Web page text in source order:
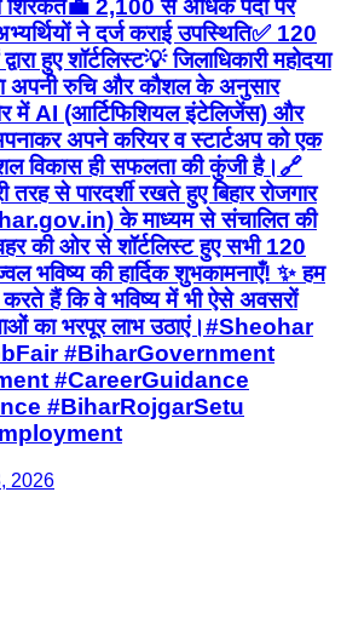
शिरकत ​💼 2,100 से अधिक पदों पर
ने दर्ज कराई उपस्थिति ​✅ 120
हुए शॉर्टलिस्ट ​💡 जिलाधिकारी महोदया
अपनी रुचि और कौशल के अनुसार
में AI (आर्टिफिशियल इंटेलिजेंस) और
अपने करियर व स्टार्टअप को एक
विकास ही सफलता की कुंजी है। ​🔗
से पारदर्शी रखते हुए बिहार रोजगार
के माध्यम से संचालित की
की ओर से शॉर्टलिस्ट हुए सभी 120
भविष्य की हार्दिक शुभकामनाएँ! ✨ हम
हैं कि वे भविष्य में भी ऐसे अवसरों
का भरपूर लाभ उठाएं। ​#Sheohar
#BiharGovernment
#CareerGuidance
#BiharRojgarSetu
2026